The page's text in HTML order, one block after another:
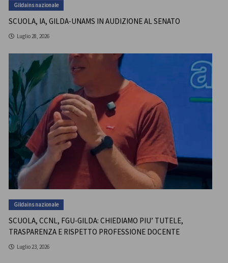
Gildains nazionale
SCUOLA, IA, GILDA-UNAMS IN AUDIZIONE AL SENATO
Luglio 28, 2026
Gildains nazionale
SCUOLA, CCNL, FGU-GILDA: CHIEDIAMO PIU’ TUTELE,
TRASPARENZA E RISPETTO PROFESSIONE DOCENTE
Luglio 23, 2026